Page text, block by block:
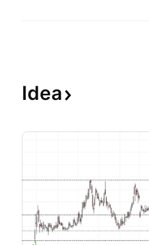
Idea